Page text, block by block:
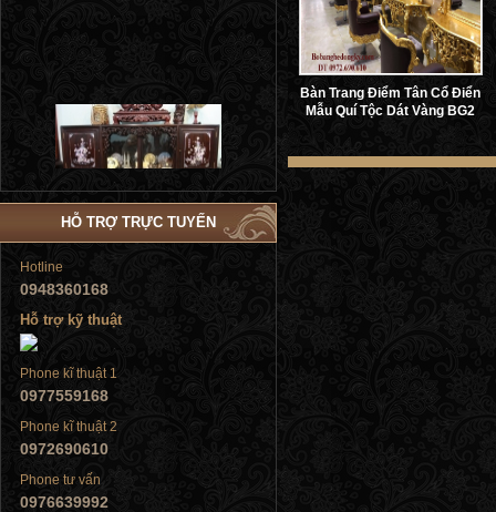
Bàn Trang Điểm Tân Cổ Điển
Mẫu Quí Tộc Dát Vàng BG2
Tủ đứng
Tủ đứng
HỖ TRỢ TRỰC TUYẾN
Hotline
0948360168
Hỗ trợ kỹ thuật
Phone kĩ thuật 1
0977559168
Phone kĩ thuật 2
0972690610
Phone tư vấn
0976639992